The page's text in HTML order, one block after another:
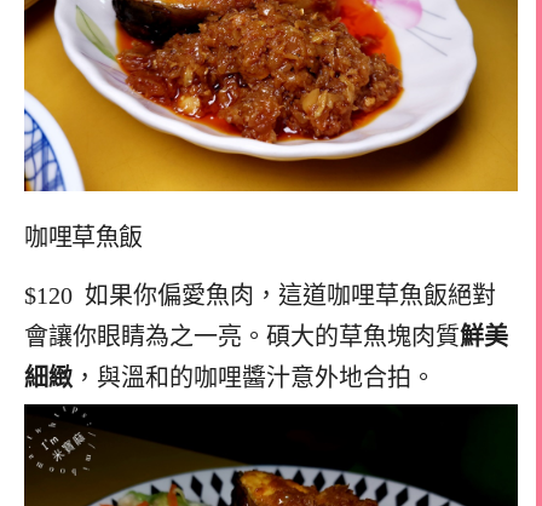
咖哩草魚飯
$120 如果你偏愛魚肉，這道咖哩草魚飯絕對
會讓你眼睛為之一亮。碩大的草魚塊肉質鮮美
細緻 ，與溫和的咖哩醬汁意外地合拍。